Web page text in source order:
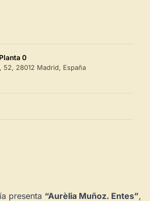
0
52, 28012 Madrid, España
presenta “Aurèlia Muñoz. Entes”,